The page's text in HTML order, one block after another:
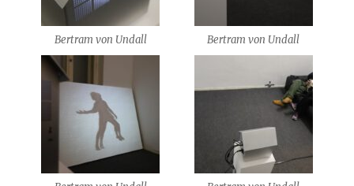
Bertram von Undall Bertram von Undall